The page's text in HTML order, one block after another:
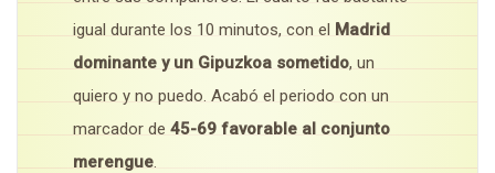
igual durante los 10 minutos, con el Madrid
dominante y un Gipuzkoa sometido, un
quiero y no puedo. Acabó el periodo con un
marcador de 45-69 favorable al conjunto
merengue.